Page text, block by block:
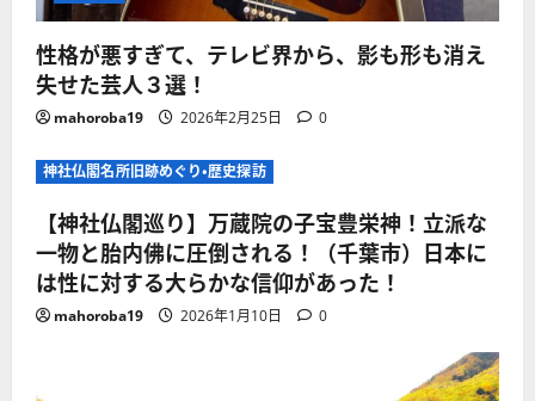
性格が悪すぎて、テレビ界から、影も形も消え
失せた芸人３選！
mahoroba19 2026年2月25日 0
神社仏閣名所旧跡めぐり・歴史探訪
【神社仏閣巡り】万蔵院の子宝豊栄神！立派な
一物と胎内佛に圧倒される！（千葉市）日本に
は性に対する大らかな信仰があった！
mahoroba19 2026年1月10日 0